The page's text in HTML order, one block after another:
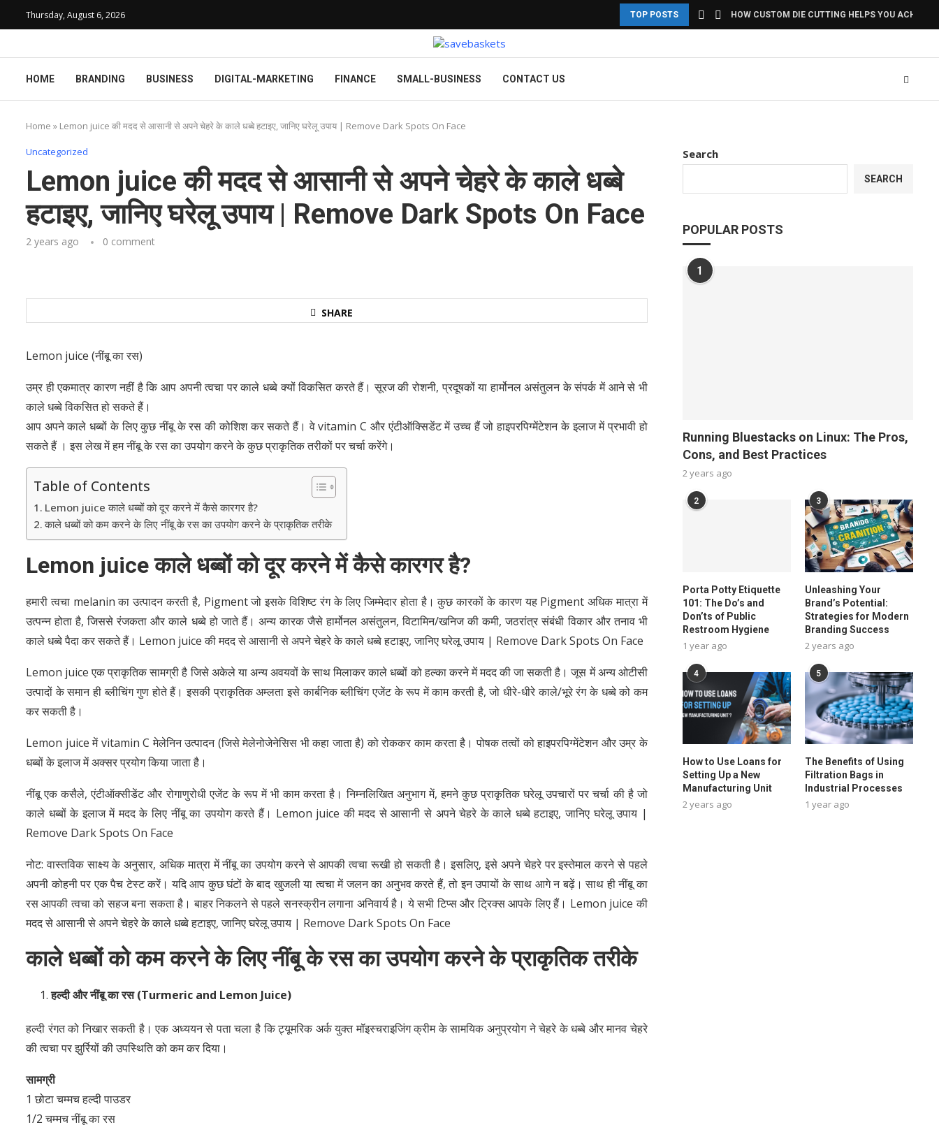
Thursday, August 6, 2026 TOP POSTS HOW CUSTOM DIE CUTTING HELPS YOU ACHIEVE
HOME BRANDING BUSINESS DIGITAL-MARKETING FINANCE SMALL-BUSINESS CONTACT US
Home » Lemon juice की मदद से आसानी से अपने चेहरे के काले धब्बे हटाइए, जानिए घरेलू उपाय | Remove Dark Spots On Face
Uncategorized
Lemon juice की मदद से आसानी से अपने चेहरे के काले धब्बे
हटाइए, जानिए घरेलू उपाय | Remove Dark Spots On Face
2 years ago 0 comment
SHARE
Lemon juice (नींबू का रस)
उम्र ही एकमात्र कारण नहीं है कि आप अपनी त्वचा पर काले धब्बे क्यों विकसित करते हैं। सूरज की रोशनी, प्रदूषकों या हार्मोनल असंतुलन के संपर्क में आने से भी
काले धब्बे विकसित हो सकते हैं।
आप अपने काले धब्बों के लिए कुछ नींबू के रस की कोशिश कर सकते हैं। वे vitamin C और एंटीऑक्सिडेंट में उच्च हैं जो हाइपरपिग्मेंटेशन के इलाज में प्रभावी हो
सकते हैं । इस लेख में हम नींबू के रस का उपयोग करने के कुछ प्राकृतिक तरीकों पर चर्चा करेंगे।
Table of Contents
Lemon juice काले धब्बों को दूर करने में कैसे कारगर है?
काले धब्बों को कम करने के लिए नींबू के रस का उपयोग करने के प्राकृतिक तरीके
Lemon juiceकाले धब्बों को दूर करने में कैसे कारगर है?
हमारी त्वचा melanin का उत्पादन करती है, Pigment जो इसके विशिष्ट रंग के लिए जिम्मेदार होता है। कुछ कारकों के कारण यह Pigment अधिक मात्रा में
उत्पन्न होता है, जिससे रंजकता और काले धब्बे हो जाते हैं। अन्य कारक जैसे हार्मोनल असंतुलन, विटामिन/खनिज की कमी, जठरांत्र संबंधी विकार और तनाव भी
काले धब्बे पैदा कर सकते हैं। Lemon juice की मदद से आसानी से अपने चेहरे के काले धब्बे हटाइए, जानिए घरेलू उपाय | Remove Dark Spots On Face
Lemon juice एक प्राकृतिक सामग्री है जिसे अकेले या अन्य अवयवों के साथ मिलाकर काले धब्बों को हल्का करने में मदद की जा सकती है। जूस में अन्य ओटीसी
उत्पादों के समान ही ब्लीचिंग गुण होते हैं। इसकी प्राकृतिक अम्लता इसे कार्बनिक ब्लीचिंग एजेंट के रूप में काम करती है, जो धीरे-धीरे काले/भूरे रंग के धब्बे को कम
कर सकती है।
Lemon juice में vitamin C मेलेनिन उत्पादन (जिसे मेलेनोजेनेसिस भी कहा जाता है) को रोककर काम करता है। पोषक तत्वों को हाइपरपिग्मेंटेशन और उम्र के
धब्बों के इलाज में अक्सर प्रयोग किया जाता है।
नींबू एक कसैले, एंटीऑक्सीडेंट और रोगाणुरोधी एजेंट के रूप में भी काम करता है। निम्नलिखित अनुभाग में, हमने कुछ प्राकृतिक घरेलू उपचारों पर चर्चा की है जो
काले धब्बों के इलाज में मदद के लिए नींबू का उपयोग करते हैं। Lemon juice की मदद से आसानी से अपने चेहरे के काले धब्बे हटाइए, जानिए घरेलू उपाय |
Remove Dark Spots On Face
नोट: वास्तविक साक्ष्य के अनुसार, अधिक मात्रा में नींबू का उपयोग करने से आपकी त्वचा रूखी हो सकती है। इसलिए, इसे अपने चेहरे पर इस्तेमाल करने से पहले
अपनी कोहनी पर एक पैच टेस्ट करें। यदि आप कुछ घंटों के बाद खुजली या त्वचा में जलन का अनुभव करते हैं, तो इन उपायों के साथ आगे न बढ़ें। साथ ही नींबू का
रस आपकी त्वचा को सहज बना सकता है। बाहर निकलने से पहले सनस्क्रीन लगाना अनिवार्य है। ये सभी टिप्स और ट्रिक्स आपके लिए हैं। Lemon juice की
मदद से आसानी से अपने चेहरे के काले धब्बे हटाइए, जानिए घरेलू उपाय | Remove Dark Spots On Face
काले धब्बों को कम करने के लिए नींबू के रस का उपयोग करने के प्राकृतिक तरीके
हल्दी और नींबू का रस(Turmeric and Lemon Juice)
हल्दी रंगत को निखार सकती है। एक अध्ययन से पता चला है कि ट्यूमरिक अर्क युक्त मॉइस्चराइजिंग क्रीम के सामयिक अनुप्रयोग ने चेहरे के धब्बे और मानव चेहरे
की त्वचा पर झुर्रियों की उपस्थिति को कम कर दिया।
सामग्री
1 छोटा चम्मच हल्दी पाउडर
1/2 चम्मच नींबू का रस
Search
SEARCH
POPULAR POSTS
1
Running Bluestacks on Linux: The Pros,
Cons, and Best Practices
2 years ago
2
Porta Potty Etiquette
101: The Do’s and
Don’ts of Public
Restroom Hygiene
1 year ago
3
Unleashing Your
Brand’s Potential:
Strategies for Modern
Branding Success
2 years ago
4
How to Use Loans for
Setting Up a New
Manufacturing Unit
2 years ago
5
The Benefits of Using
Filtration Bags in
Industrial Processes
1 year ago